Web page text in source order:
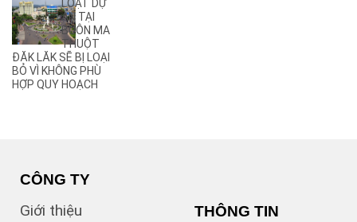
Ami Đoan(2)
An Dương Vương (8)
Ân Phú(2)
Âu Cơ(3)
B(2)
B5(6)
Bà Triệu(1)
LOẠT DỰ
ÁN TẠI
BUÔN MA
THUỘT
ĐĂK LĂK SẼ BỊ LOẠI
BỎ VÌ KHÔNG PHÙ
HỢP QUY HOẠCH
CÔNG TY
Giới thiệu
THÔNG TIN